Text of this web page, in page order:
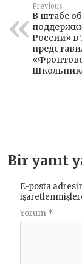
Previous
В штабе
России»
Bir yanıt
E-posta
Yorum *